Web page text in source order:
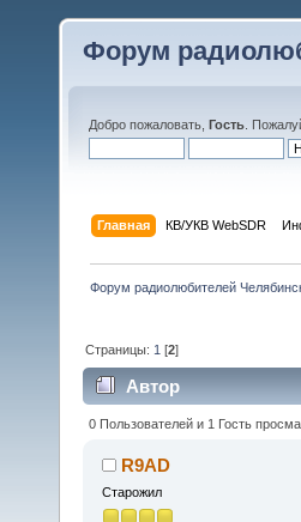
Форум
Добро пожаловать, Гость .
Главная КВ/УКВ WebSDR
Форум радиолюбителей
Страницы: 1 [2]
Автор
0 Пользователей и 1 Гость
R9AD
Старожил